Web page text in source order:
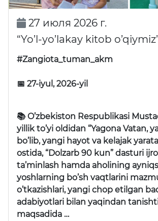
27 июля 2026 г.
“Yo’l-yo’lakay kitob
#Zangiota_tuman_akm
📅 27-iyul, 2026-yil
📚 O’zbekiston Respublikasi
yillik to’yi oldidan “Yagona Vatan,
bo’lib, yangi hayot va kelajak
ostida, “Dolzarb 90 kun” dasturi
ta’minlash hamda aholining
yoshlarning bo’sh vaqtlarini
o’tkazishlari, yangi chop etilgan
adabiyotlari bilan yaqindan
maqsadida …